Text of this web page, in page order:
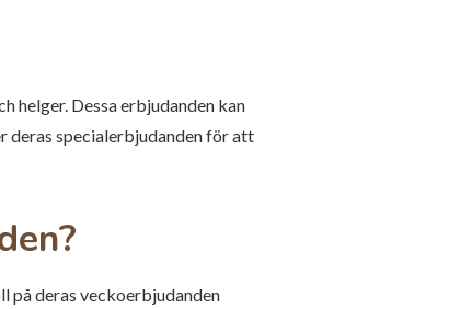
helger. Dessa erbjudanden kan
deras specialerbjudanden för att
på deras veckoerbjudanden